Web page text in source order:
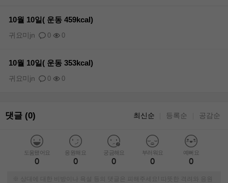
10월 10일( 운동 459kcal)
0 0
귀요미jn
10월 10일( 운동 353kcal)
0 0
귀요미jn
댓글 (0) 최신순 등록순 공감순
도움됐어요
0
응원해요
0
궁금해요
0
부러워요
0
예뻐요
0
※ 상대에 대한 비방이나 욕설 등의 댓글은 피해주세요! 따뜻한 격려와 응원